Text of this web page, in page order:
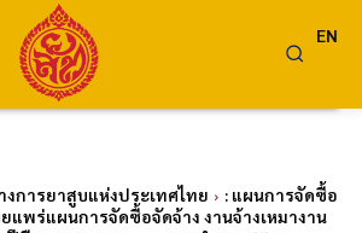
EN
การยาสูบแห่งประเทศไทย
: แผนการจัดซื้อ
แพร่แผนการจัดซื้อจัดจ้าง งานจ้างเหมางาน